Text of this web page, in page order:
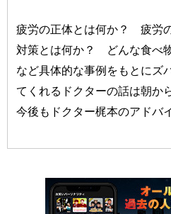
疲労の正体とは何か？ 疲労
対策とは何か？ どんな食べ
など具体的な事例をもとにズ
てくれるドクターの話は朝か
今後もドクター梶本のアドバ